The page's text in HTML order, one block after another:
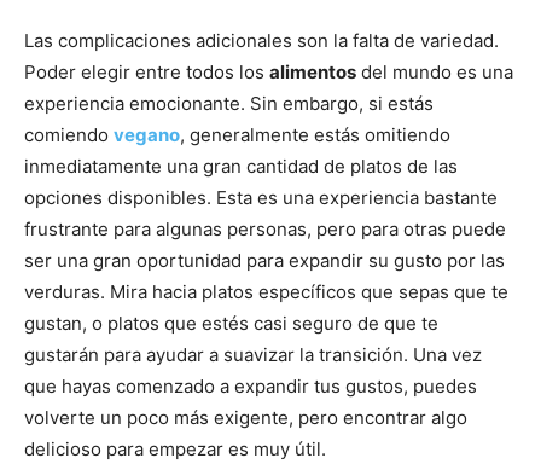
Las complicaciones adicionales son la falta de variedad.
Poder elegir entre todos los alimentos del mundo es una
experiencia emocionante. Sin embargo, si estás
comiendo vegano, generalmente estás omitiendo
inmediatamente una gran cantidad de platos de las
opciones disponibles. Esta es una experiencia bastante
frustrante para algunas personas, pero para otras puede
ser una gran oportunidad para expandir su gusto por las
verduras. Mira hacia platos específicos que sepas que te
gustan, o platos que estés casi seguro de que te
gustarán para ayudar a suavizar la transición. Una vez
que hayas comenzado a expandir tus gustos, puedes
volverte un poco más exigente, pero encontrar algo
delicioso para empezar es muy útil.